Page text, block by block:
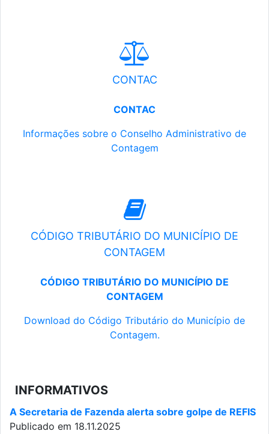
CONTAC
CONTAC
Informações sobre o Conselho Administrativo de
Contagem
CÓDIGO TRIBUTÁRIO DO MUNICÍPIO DE
CONTAGEM
CÓDIGO TRIBUTÁRIO DO MUNICÍPIO DE
CONTAGEM
Download do Código Tributário do Município de
Contagem.
INFORMATIVOS
A Secretaria de Fazenda alerta sobre golpe de REFIS
Publicado em 18.11.2025